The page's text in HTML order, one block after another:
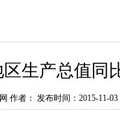
生产总值同
作者： 发布时间：2015-11-03